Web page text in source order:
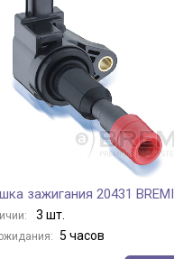
зажигания 20431 BREMI
3 шт.
5 часов